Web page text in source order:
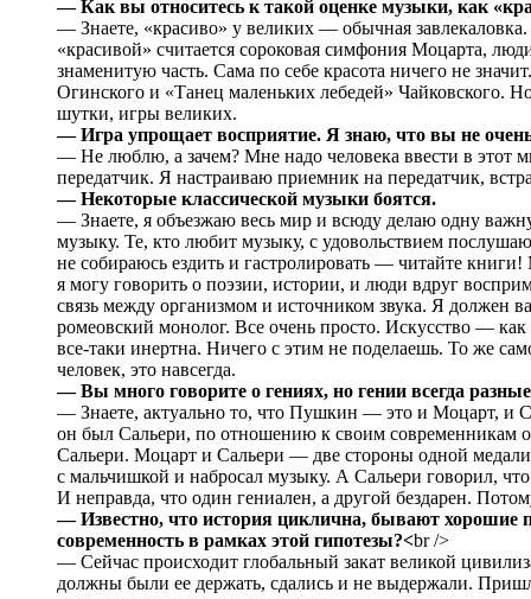
— Как вы относитесь к такой оценке музыки, как
— Знаете, «красиво» у великих — обычная
«красивой» считается сороковая симфония Моцарта,
знаменитую часть. Сама по себе красота ничего не
Огинского и «Танец маленьких лебедей» Чайковского.
шутки, игры великих.
— Игра упрощает восприятие. Я знаю, что вы не
— Не люблю, а зачем? Мне надо человека ввести в этот
передатчик. Я настраиваю приемник на передатчик,
— Некоторые классической музыки боятся.
— Знаете, я объезжаю весь мир и всюду делаю одну
музыку. Те, кто любит музыку, с удовольствием
не собираюсь ездить и гастролировать — читайте
я могу говорить о поэзии, истории, и люди вдруг
связь между организмом и источником звука. Я должен
ромеовский монолог. Все очень просто. Искусство —
все-таки инертна. Ничего с этим не поделаешь. То же
человек, это навсегда.
— Вы много говорите о гениях, но гении всегда
— Знаете, актуально то, что Пушкин — это и Моцарт, и
он был Сальери, по отношению к своим современникам
Сальери. Моцарт и Сальери — две стороны одной
с мальчишкой и набросал музыку. А Сальери говорил,
И неправда, что один гениален, а другой бездарен.
— Известно, что история циклична, бывают хорошие
современность в рамках этой гипотезы?<br />
— Сейчас происходит глобальный закат великой
должны были ее держать, сдались и не выдержали.